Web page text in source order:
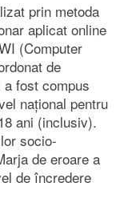
prin metoda
aplicat online
(Computer
de
fost compus
național pentru
ani (inclusiv).
socio-
de eroare a
de încredere